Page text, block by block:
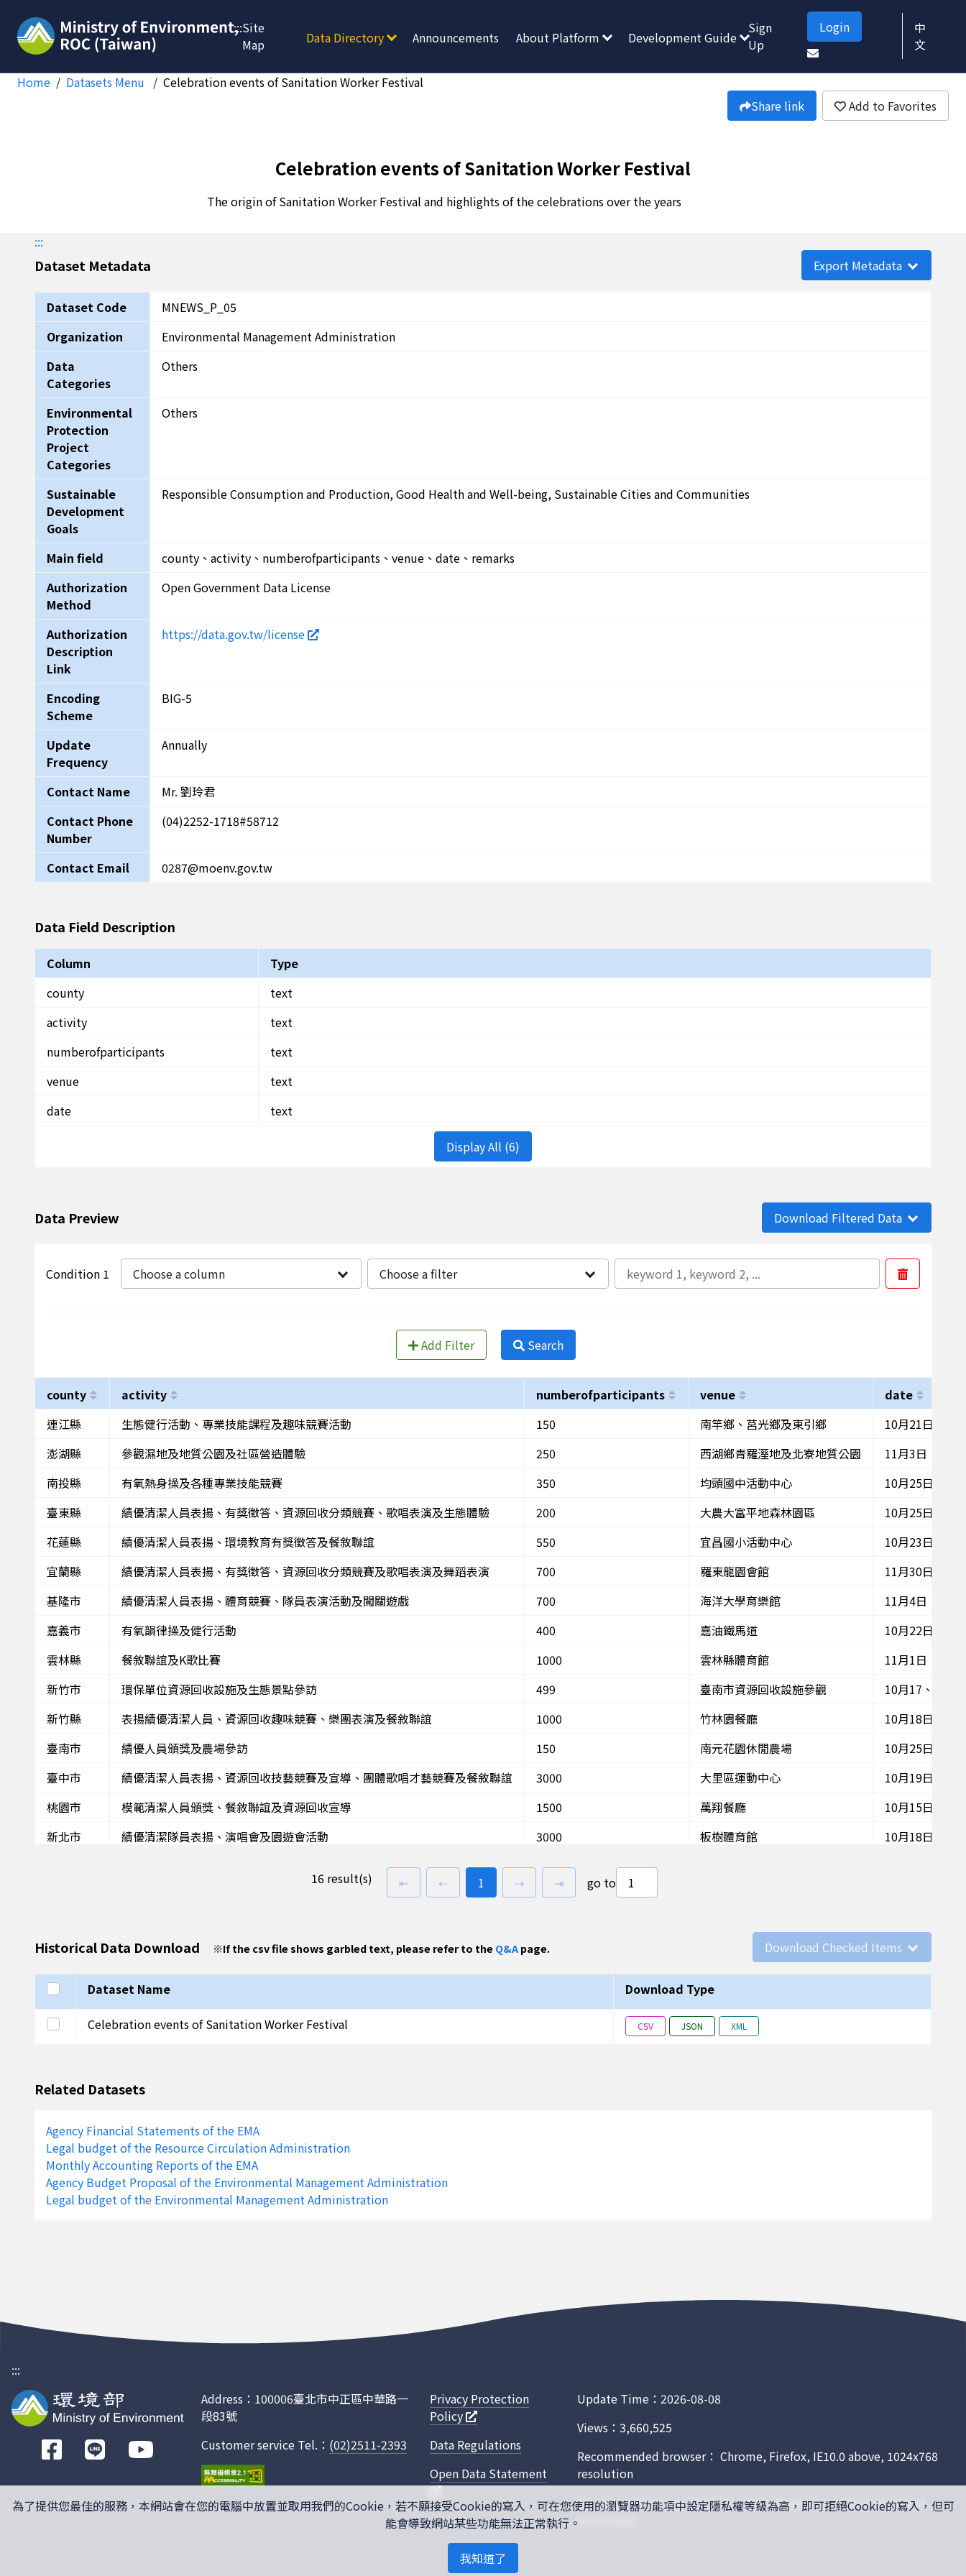
:::Site
Map
Data Directory Announcements About Platform Development Guide
Sign
Up
Login
中
文
Home Datasets Menu
Celebration events of Sanitation Worker Festival
Share link
Add to Favorites
Celebration events of Sanitation Worker Festival
The origin of Sanitation Worker Festival and highlights of the celebrations over the years
:::
Dataset Metadata Export Metadata
Dataset Code
MNEWS_P_05
Organization
Environmental Management Administration
Data
Categories
Others
Environmental
Protection
Project
Categories
Others
Sustainable
Development
Goals
Responsible Consumption and Production, Good Health and Well-being, Sustainable Cities and Communities
Main field
county、activity、numberofparticipants、venue、date、remarks
Authorization
Method
Open Government Data License
Authorization
Description
Link
https://data.gov.tw/license
Encoding
Scheme
BIG-5
Update
Frequency
Annually
Contact Name
Mr. 劉玲君
Contact Phone
Number
(04)2252-1718#58712
Contact Email 0287@moenv.gov.tw
Data Field Description
Column
Type
county
text
activity
text
numberofparticipants
text
venue
text
date
text
Display All (6)
Data Preview Download Filtered Data
Condition 1 Choose a column Choose a filter
Add Filter Search
county activity numberofparticipants venue
date
連江縣
生態健行活動、專業技能課程及趣味競賽活動 150 南竿鄉、莒光鄉及東引鄉
10月21日、25
澎湖縣
參觀濕地及地質公園及社區營造體驗 250 西湖鄉青羅溼地及北寮地質公園
11月3日
南投縣
有氧熱身操及各種專業技能競賽 350 均頭國中活動中心
10月25日
臺東縣
績優清潔人員表揚、有獎徵答、資源回收分類競賽、歌唱表演及生態體驗 200 大農大富平地森林園區
10月25日
花蓮縣
績優清潔人員表揚、環境教育有獎徵答及餐敘聯誼 550 宜昌國小活動中心
10月23日
宜蘭縣
績優清潔人員表揚、有獎徵答、資源回收分類競賽及歌唱表演及舞蹈表演 700 羅東龍園會館
11月30日
基隆市
績優清潔人員表揚、體育競賽、隊員表演活動及闖關遊戲 700 海洋大學育樂館
11月4日
嘉義市
有氧韻律操及健行活動 400 嘉油鐵馬道
10月22日
雲林縣
餐敘聯誼及K歌比賽 1000 雲林縣體育館
11月1日
新竹市
環保單位資源回收設施及生態景點參訪 499 臺南市資源回收設施參觀
10月17、18日
新竹縣
表揚績優清潔人員、資源回收趣味競賽、樂團表演及餐敘聯誼 1000 竹林園餐廳
10月18日
臺南市
績優人員頒獎及農場參訪 150 南元花園休閒農場
10月25日
臺中市
績優清潔人員表揚、資源回收技藝競賽及宣導、團體歌唱才藝競賽及餐敘聯誼 3000 大里區運動中心
10月19日
桃園市
模範清潔人員頒獎、餐敘聯誼及資源回收宣導 1500 萬翔餐廳
10月15日
新北市
績優清潔隊員表揚、演唱會及園遊會活動 3000 板樹體育館
10月18日
K歌競賽、環教有獎徵答、摸彩活動及環保攤位園遊會 700
16 result(s) ⇤first page
⇠previous page
go to
1 page(s)
⇢next page
⇥last page
go to
Historical Data Download ※If the csv file shows garbled text, please refer to theQ&Apage. Download Checked Items
Select all
Dataset Name
Download Type
Select this row
Celebration events of Sanitation Worker Festival CSV JSON XML
Related Datasets
Agency Financial Statements of the EMA
Legal budget of the Resource Circulation Administration
Monthly Accounting Reports of the EMA
Agency Budget Proposal of the Environmental Management Administration
Legal budget of the Environmental Management Administration
:::
前
往
Address：100006臺北市中正區中華路一
段83號
Customer service Tel.： (02)2511-2393
Privacy Protection
Policy
Data Regulations
Open Data Statement
Update Time：2026-08-08
Views：3,660,525
Recommended browser： Chrome, Firefox, IE10.0 above, 1024x768
resolution
This site is protected by reCAPTCHA, and the GooglePrivacy PolicyandTerms of
為了提供您最佳的服務，本網站會在您的電腦中放置並取用我們的Cookie，若不願接受Cookie的寫入，可在您使用的瀏覽器功能項中設定隱私權等級為高，即可拒絕Cookie的寫入，但可
能會導致網站某些功能無法正常執行。
我知道了